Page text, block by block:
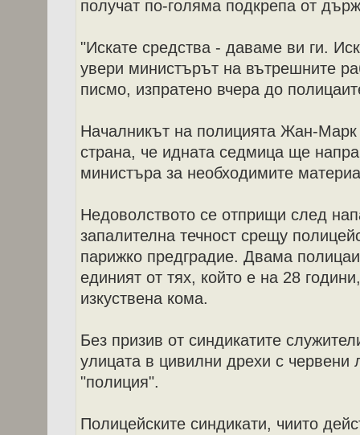
получат по-голяма подкрепа от
"Искате средства - даваме ви ги.
увери министърът на вътрешните
писмо, изпратено вчера до
Началникът на полицията Жан-
страна, че идната седмица ще
министъра за необходимите
Недоволството се отприщи след
запалителна течност срещу
парижко предградие. Двама
единият от тях, който е на 28
изкуствена кома.
Без призив от синдикатите
улицата в цивилни дрехи с червени
"полиция".
Полицейските синдикати, чиито